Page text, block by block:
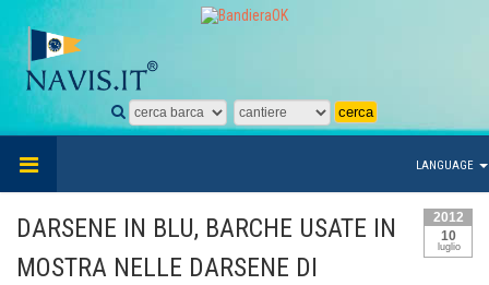
LANGUAGE
2012
10
luglio
DARSENE IN BLU, BARCHE USATE IN
MOSTRA NELLE DARSENE DI